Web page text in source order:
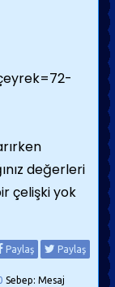
değerleri
çelişki yok
Paylaş Paylaş
Sebep: Mesaj